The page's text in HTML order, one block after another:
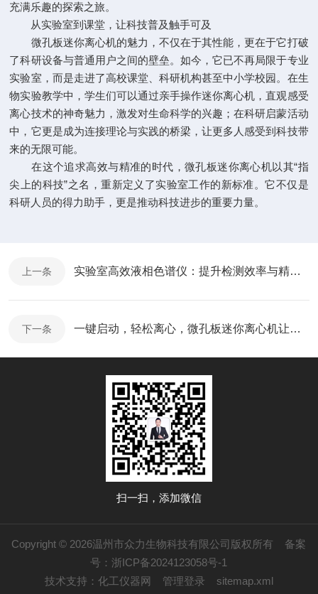
充满乐趣的探索之旅。
从实验室到课堂，让科技普及触手可及
微孔板迷你离心机的魅力，不仅在于其性能，更在于它打破
了科研设备与普通用户之间的壁垒。如今，它已不再局限于专业
实验室，而是走进了高校课堂、科研机构甚至中小学校园。在生
物实验教学中，学生们可以通过亲手操作迷你离心机，直观感受
离心技术的神奇魅力，激发对生命科学的兴趣；在科研启蒙活动
中，它更是成为连接理论与实践的桥梁，让更多人感受到科技带
来的无限可能。
在这个追求高效与精准的时代，微孔板迷你离心机以其“指
尖上的科技”之名，重新定义了实验室工作的新标准。它不仅是
科研人员的得力助手，更是推动科技进步的重要力量。
上一条 实验室高效液相色谱仪：提升检测效率与精度 为农田管理提供数据支持
下一条 一键启动，轻松离心，微孔板迷你离心机让科研实验更高效、更省心！
扫一扫，添加微信
Copyright © 2026温州市众力生物科技有限公司版权所有 备案
号：浙ICP备2024123058号-1
技术支持： 化工仪器网 管理登录 sitemap.xml